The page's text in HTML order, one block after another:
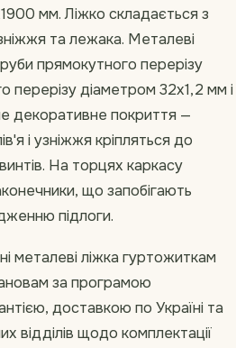
мм. Ліжко складається з
та лежака. Металеві
прямокутного перерізу
перерізу діаметром 32х1,2 мм і
декоративне покриття —
і узніжжя кріпляться до
На торцях каркасу
що запобігають
підлоги.
металеві ліжка гуртожиткам
за програмою
доставкою по Україні та
відділів щодо комплектації